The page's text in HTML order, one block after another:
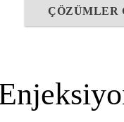
ÇÖZÜMLER